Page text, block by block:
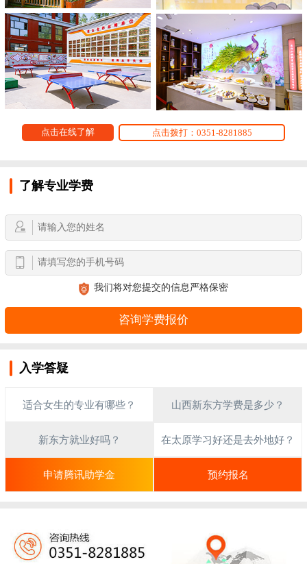
点击在线了解 点击拨打：0351-8281885
了解专业学费
我们将对您提交的信息严格保密
入学答疑
适合女生的专业有哪些？ 山西新东方学费是多少？
新东方就业好吗？ 在太原学习好还是去外地好？
申请腾讯助学金 预约报名